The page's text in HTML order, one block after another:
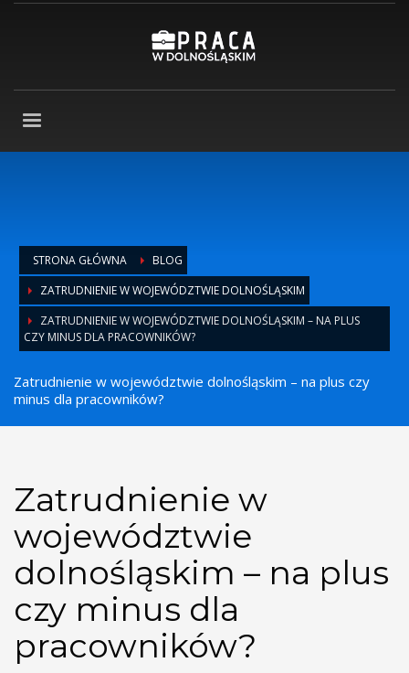
STRONA GŁÓWNA
BLOG
ZATRUDNIENIE W WOJEWÓDZTWIE DOLNOŚLĄSKIM
ZATRUDNIENIE W WOJEWÓDZTWIE DOLNOŚLĄSKIM – NA PLUS
CZY MINUS DLA PRACOWNIKÓW?
Zatrudnienie w województwie dolnośląskim – na plus czy
minus dla pracowników?
Zatrudnienie w
województwie
dolnośląskim – na plus
czy minus dla
pracowników?